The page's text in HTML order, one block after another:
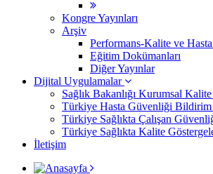
Kongre Yayınları
Arşiv
Performans-Kalite ve
Eğitim Dokümanları
Diğer Yayınlar
Dijital Uygulamalar
Sağlık Bakanlığı Kurumsal
​Türkiye Hasta Güvenliği Bildirim
Türkiye Sağlıkta Çalışan
Türkiye Sağlıkta Kalite
İletişim